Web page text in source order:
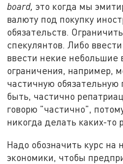
board, это когда мы
валюту под покупку
обязательств.
спекулянтов. Либо
ввести некие небольшие
ограничения, например,
частичную
быть, частично
говорю "частично",
никогда делать каких-то
Надо обозначить курс на
экономики, чтобы